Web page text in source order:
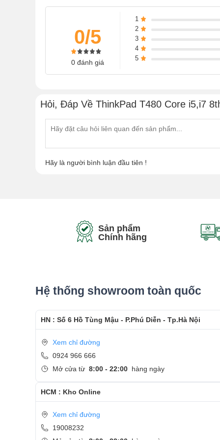
0/5
0 đánh giá
1
2
3
4
5
Hỏi, Đáp Về ThinkPad T480 Core i5,i7
Hãy là người bình luận đầu tiên !
Sản phẩm
Chính hãng
Hệ thống showroom toàn quốc
HN : Số 6 Hồ Tùng Mậu - P.Phú Diễn - Tp.Hà Nội
Xem chỉ đường
0924 966 666
Mở cửa từ 8:00 - 22:00 hàng ngày
HCM : Kho Online
Xem chỉ đường
19008232